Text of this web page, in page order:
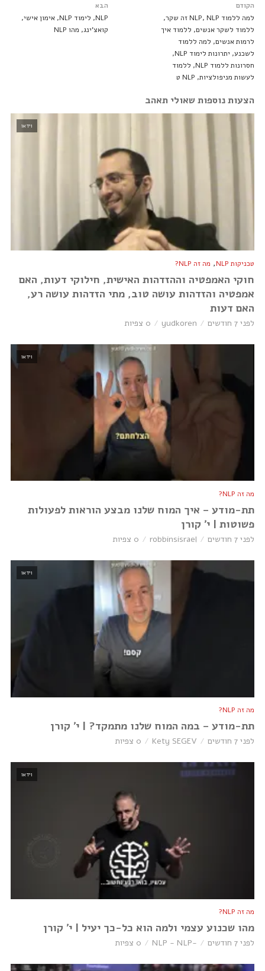
הקודם
למה ללמוד NLP, NLP זה שקר,
ללמוד לשקר אנשים, ללמוד איך
לרמות אנשים, למה ללמוד
לשכנע, יתרונות לימוד NLP,
חסרונות ללמוד NLP, ללמוד
לעשות מניפולציות, NLP ט
הבא
NLP, לימוד NLP, אימון אישי,
קואצ’ינג, מהו NLP
הצעות נוספות שאולי תאהב
וידאו
טכניקות NLP , מה זה NLP?
חוקי האמפטיה וההזדהות האישית, חילוקי דעות, האם
אמפטיה והזדהות עושה טוב, מתי הזדהות עושה רע,
האם דעות
לפני 7 חודשים yudkoren 0 צפיות
וידאו
מה זה NLP?
תת-מודע – איך המוח שלנו מבצע הוראות לפעולות
פשוטות | י׳ קורן
לפני 7 חודשים robbinsisrael 0 צפיות
וידאו
מה זה NLP?
תת-מודע – במה המוח שלנו מתמקד? | י׳ קורן
לפני 7 חודשים Kety SEGEV 0 צפיות
וידאו
מה זה NLP?
מהו שכנוע עצמי ולמה הוא כל-כך יעיל | י׳ קורן
לפני 7 חודשים -NLP - NLP 0 צפיות